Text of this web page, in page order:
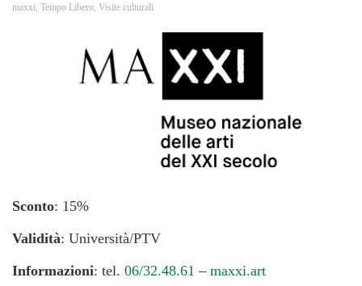
maxxi, Tempo Libero, Visite culturali
Sconto: 15%
Validità: Università/PTV
Informazioni: tel. 06/32.48.61 – maxxi.art